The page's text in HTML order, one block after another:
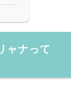
ャナって